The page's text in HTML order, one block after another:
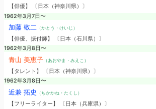
【俳優】 〔日本（神奈川県）〕
1962年3月7日〜
加藤 敬二（かとう・けいじ）
【俳優、振付師】 〔日本（石川県）〕
1962年3月8日〜
青山 美恵子（あおやま・みえこ）
【タレント】 〔日本（神奈川県）〕
1962年3月8日〜
近兼 拓史 （ちかかね・たくし）
【フリーライター】 〔日本（兵庫県）〕